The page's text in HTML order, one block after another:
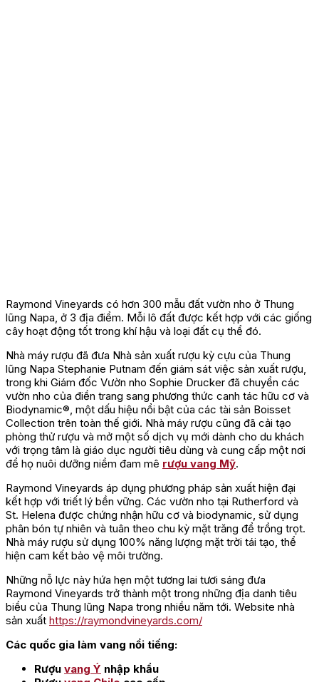
Raymond Vineyards có hơn 300 mẫu đất vườn nho ở Thung
lũng Napa, ở 3 địa điểm. Mỗi lô đất được kết hợp với các giống
cây hoạt động tốt trong khí hậu và loại đất cụ thể đó.
Nhà máy rượu đã đưa Nhà sản xuất rượu kỳ cựu của Thung
lũng Napa Stephanie Putnam đến giám sát việc sản xuất rượu,
trong khi Giám đốc Vườn nho Sophie Drucker đã chuyển các
vườn nho của điền trang sang phương thức canh tác hữu cơ và
Biodynamic®, một dấu hiệu nổi bật của các tài sản Boisset
Collection trên toàn thế giới. Nhà máy rượu cũng đã cải tạo
phòng thử rượu và mở một số dịch vụ mới dành cho du khách
với trọng tâm là giáo dục người tiêu dùng và cung cấp một nơi
để họ nuôi dưỡng niềm đam mê rượu vang Mỹ.
Raymond Vineyards áp dụng phương pháp sản xuất hiện đại
kết hợp với triết lý bền vững. Các vườn nho tại Rutherford và
St. Helena được chứng nhận hữu cơ và biodynamic, sử dụng
phân bón tự nhiên và tuân theo chu kỳ mặt trăng để trồng trọt.
Nhà máy rượu sử dụng 100% năng lượng mặt trời tái tạo, thể
hiện cam kết bảo vệ môi trường.
Những nỗ lực này hứa hẹn một tương lai tươi sáng đưa
Raymond Vineyards trở thành một trong những địa danh tiêu
biểu của Thung lũng Napa trong nhiều năm tới. Website nhà
sản xuất https://raymondvineyards.com/
Các quốc gia làm vang nổi tiếng:
Rượu vang Ý nhập khẩu